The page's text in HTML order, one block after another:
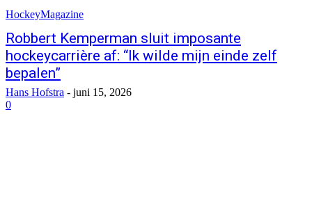
HockeyMagazine
Robbert Kemperman sluit imposante
hockeycarrière af: “Ik wilde mijn einde zelf
bepalen”
Hans Hofstra - juni 15, 2026
0